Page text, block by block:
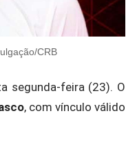
CRB
segunda-feira (23). O
, com vínculo válido